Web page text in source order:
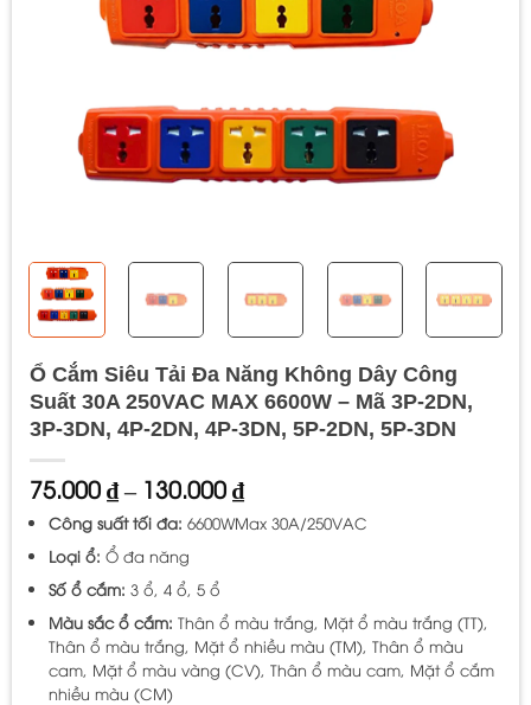
Ổ Cắm Siêu Tải Đa Năng Không Dây Công
Suất 30A 250VAC MAX 6600W – Mã 3P-2DN,
3P-3DN, 4P-2DN, 4P-3DN, 5P-2DN, 5P-3DN
75.000₫– 130.000₫Khoảng
giá:
từ
Công suất tối đa: 6600WMax 30A/250VAC
Loại ổ: Ổ đa năng
Số ổ cắm: 3 ổ, 4 ổ, 5 ổ
Màu sắc ổ cắm: Thân ổ màu trắng, Mặt ổ màu trắng (TT),
Thân ổ màu trắng, Mặt ổ nhiều màu (TM), Thân ổ màu
cam, Mặt ổ màu vàng (CV), Thân ổ màu cam, Mặt ổ cắm
nhiều màu (CM)